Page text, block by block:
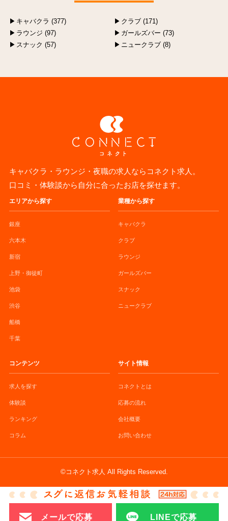
キャバクラ (377)
クラブ (171)
ラウンジ (97)
ガールズバー (73)
スナック (57)
ニュークラブ (8)
キャバクラ・ラウンジ・夜職の求人ならコネクト求人。
口コミ・体験談から自分に合ったお店を探せます。
エリアから探す
銀座
六本木
新宿
上野・御徒町
池袋
渋谷
船橋
千葉
業種から探す
キャバクラ
クラブ
ラウンジ
ガールズバー
スナック
ニュークラブ
コンテンツ
求人を探す
体験談
ランキング
コラム
サイト情報
コネクトとは
応募の流れ
会社概要
お問い合わせ
©コネクト求人 All Rights Reserved.
メールで応募 LINEで応募